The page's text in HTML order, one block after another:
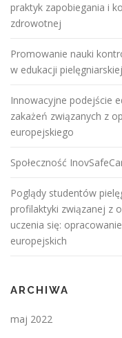
praktyk zapobiegania i
zdrowotnej
Promowanie nauki
w edukacji pielęgniarskiej
Innowacyjne podejście
zakażeń związanych z
europejskiego
Społeczność
Poglądy studentów
profilaktyki związanej z
uczenia się:
europejskich
ARCHIWA
maj 2022